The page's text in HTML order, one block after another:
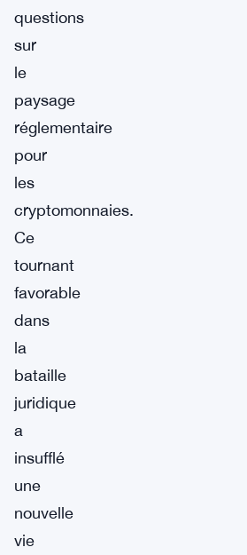
questions
sur
le
paysage
réglementaire
pour
les
cryptomonnaies.
Ce
tournant
favorable
dans
la
bataille
juridique
a
insufflé
une
nouvelle
vie